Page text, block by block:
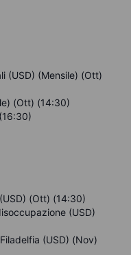
(USD) (Mensile) (Ott)
(Ott) (14:30)
(Ott) (14:30)
(USD)
(USD) (Nov)